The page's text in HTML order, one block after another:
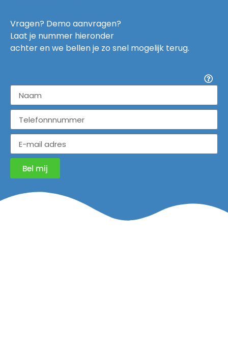
Vragen? Demo aanvragen?
Laat je nummer hieronder
achter en we bellen je zo snel mogelijk terug.
Bel mij